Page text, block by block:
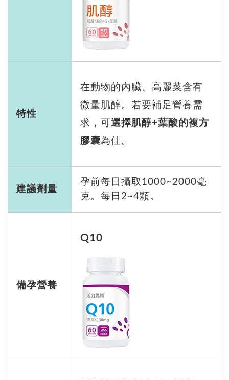
特性
在動物的內臟、高麗菜含有
微量肌醇。若要補足營養需
求，可 選擇肌醇+葉酸的複方
膠囊為佳。
建議劑量
孕前每日攝取1000~2000毫
克。每日2~4顆。
備孕營養
Q10